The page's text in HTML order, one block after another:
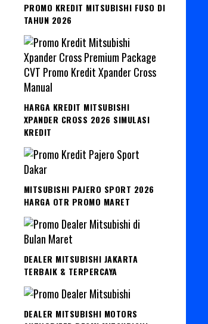
PROMO KREDIT MITSUBISHI FUSO DI
TAHUN 2026
HARGA KREDIT MITSUBISHI
XPANDER CROSS 2026 SIMULASI
KREDIT
MITSUBISHI PAJERO SPORT 2026
HARGA OTR PROMO MARET
DEALER MITSUBISHI JAKARTA
TERBAIK & TERPERCAYA
DEALER MITSUBISHI MOTORS